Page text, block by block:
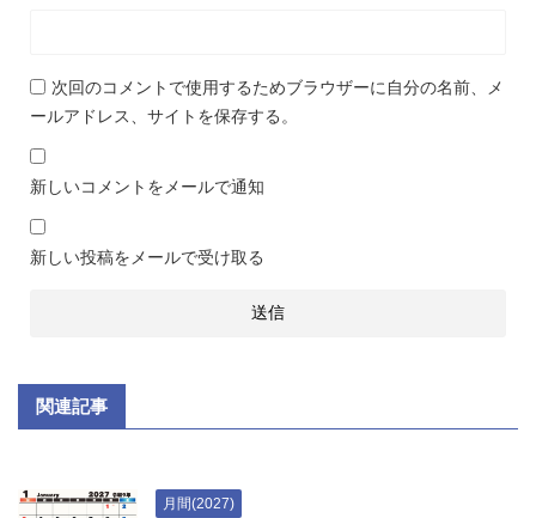
次回のコメントで使用するためブラウザーに自分の名前、メ
ールアドレス、サイトを保存する。
新しいコメントをメールで通知
新しい投稿をメールで受け取る
関連記事
月間(2027)